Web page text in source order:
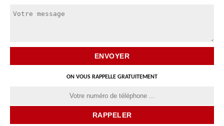
ON VOUS RAPPELLE GRATUITEMENT